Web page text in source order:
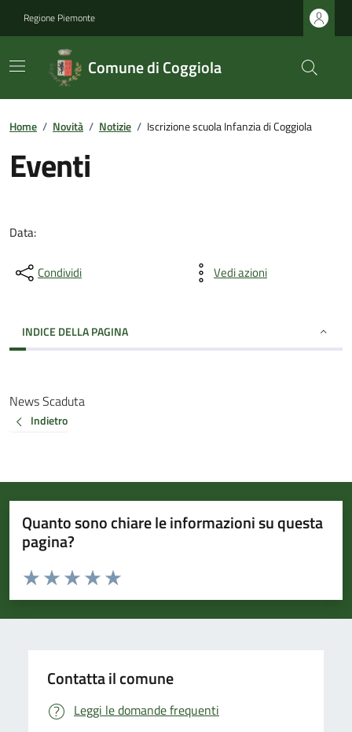
Regione Piemonte
Comune di Coggiola
Home / Novità / Notizie / Iscrizione scuola Infanzia di Coggiola
Eventi
Data:
Condividi Vedi azioni
INDICE DELLA PAGINA
News Scaduta
Indietro
Quanto sono chiare le informazioni su questa
pagina?
Valuta da 1 a 5 stelle la pagina
Valuta 5 stelle su 5
Valuta 4 stelle su 5
Valuta 3 stelle su 5
Valuta 2 stelle su 5
Valuta 1 stelle su 5
Contatta il comune
Leggi le domande frequenti